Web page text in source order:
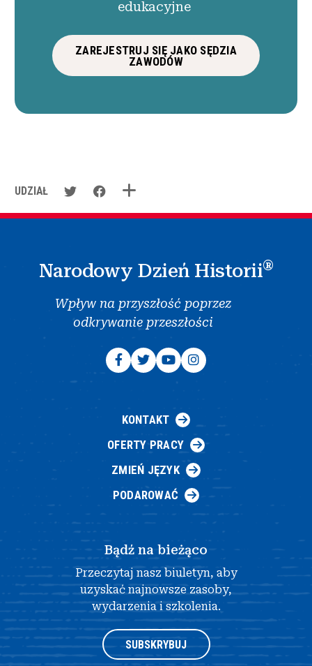
edukacyjne
ZAREJESTRUJ SIĘ JAKO SĘDZIA
ZAWODÓW
UDZIAŁ
Narodowy Dzień Historii®
Wpływ na przyszłość poprzez
odkrywanie przeszłości
KONTAKT
OFERTY PRACY
ZMIEŃ JĘZYK
PODAROWAĆ
Bądź na bieżąco
Przeczytaj nasz biuletyn, aby
uzyskać najnowsze zasoby,
wydarzenia i szkolenia.
SUBSKRYBUJ